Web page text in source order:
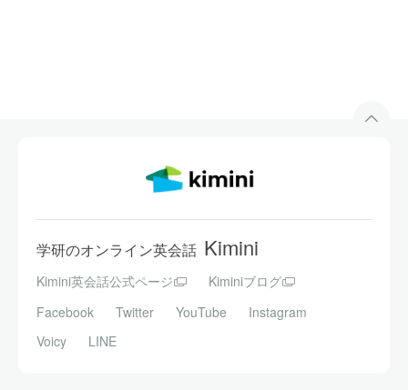
学研のオンライン英会話 Kimini
Kimini英会話公式ページ
Kiminiブログ
Facebook
Twitter YouTube
Instagram
Voicy
LINE